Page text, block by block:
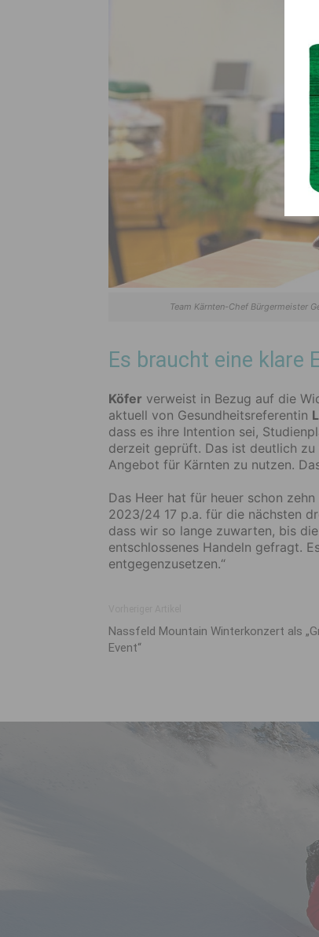
Team Kärnten-Chef Bürgermeister
Es braucht eine klare
Köfer verweist in Bezug auf die
aktuell von Gesundheitsreferentin
dass es ihre Intention sei,
derzeit geprüft. Das ist deutlich
Angebot für Kärnten zu nutzen.
Das Heer hat für heuer schon
2023/24 17 p.a. für die nächsten
dass wir so lange zuwarten, bis
entschlossenes Handeln gefragt.
entgegenzusetzen.“
Nassfeld Mountain Winterkonzert als
Event“